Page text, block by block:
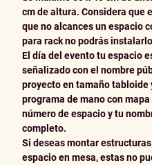
cm de altura. Considera que
que no alcances un espacio
para rack no podrás
El día del evento tu espacio
señalizado con el nombre
proyecto en tamaño tabloide
programa de mano con mapa
número de espacio y tu
completo.
Si deseas montar
espacio en mesa, estas no